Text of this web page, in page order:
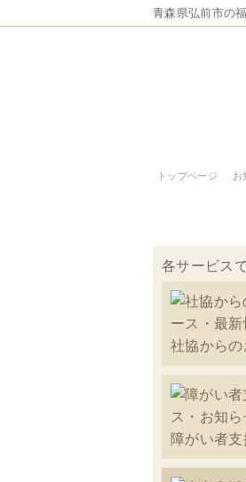
青森県弘前市の
トップページ お
各サービス
社協から
障がい者